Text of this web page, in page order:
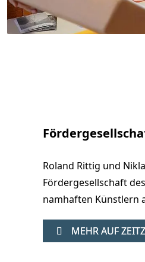
Roland Rittig und
Fördergesellschaft
namhaften Künstlern
MEHR AUF